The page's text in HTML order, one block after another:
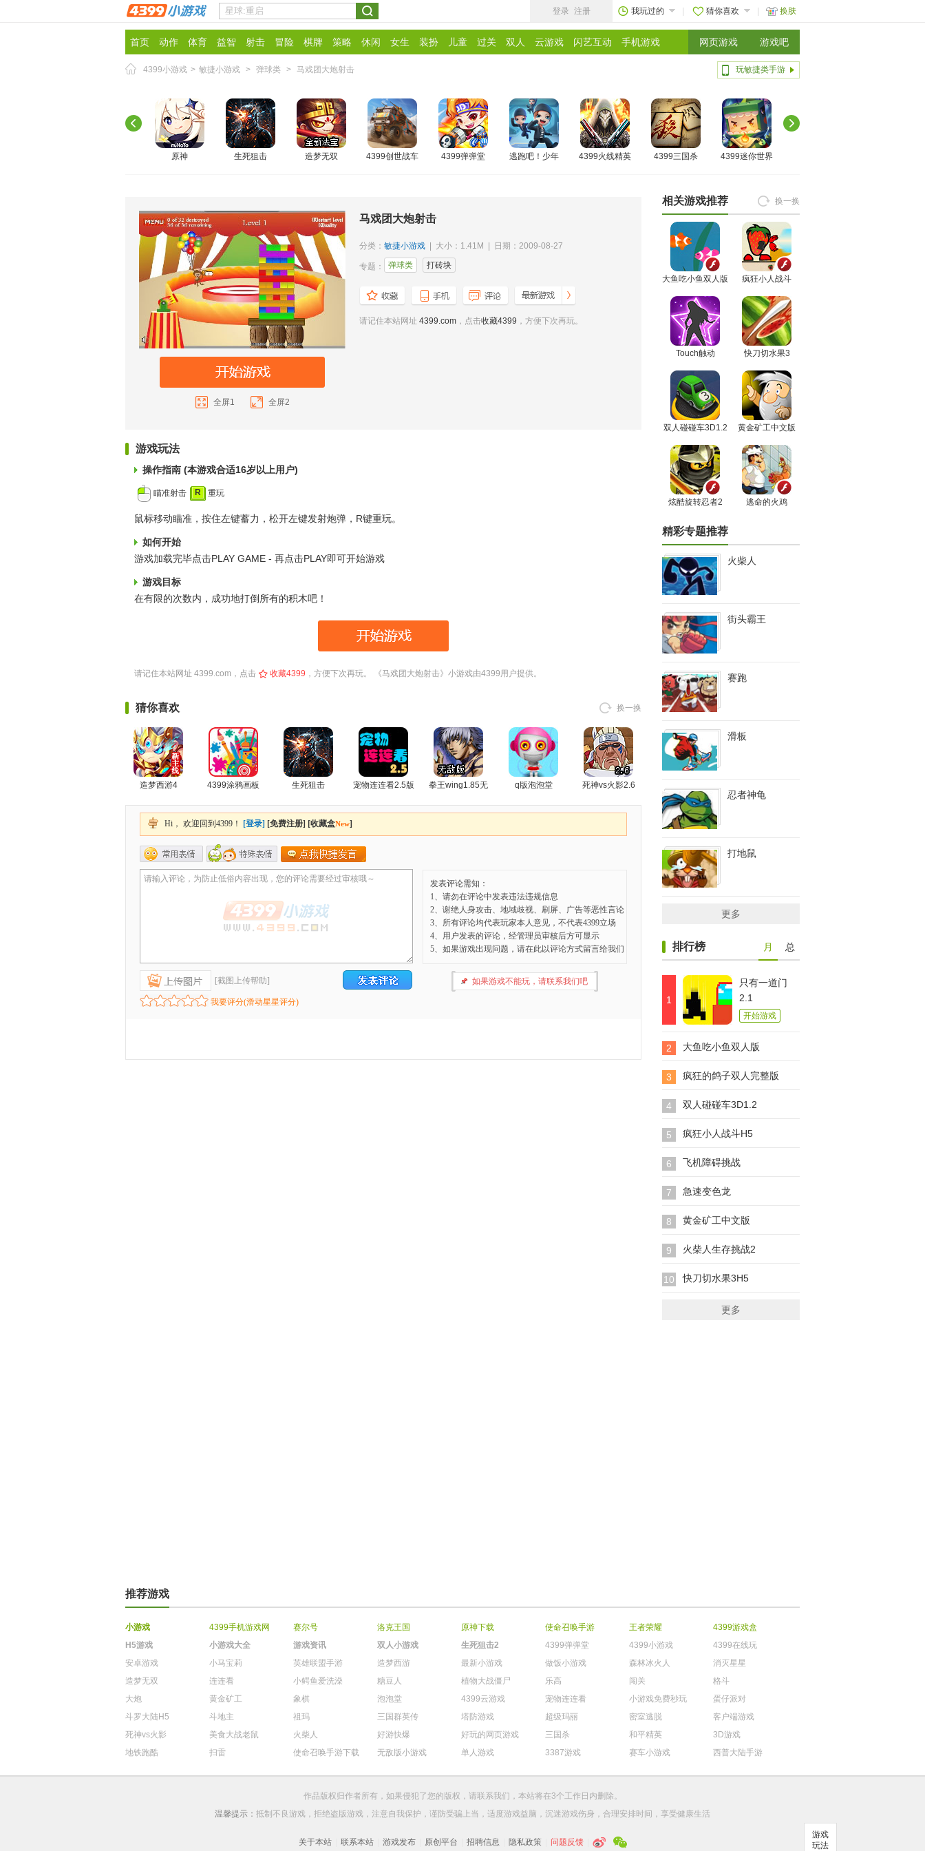
登录 注册 我玩过的 猜你喜欢 换肤
首页 动作 体育 益智 射击 冒险 棋牌 策略 休闲 女生 装扮 儿童 过关 双人 云游戏 闪艺互动 手机游戏 网页游戏 游戏吧
4399小游戏 > 敏捷小游戏 > 弹球类 > 马戏团大炮射击 玩敏捷类手游
原神 生死狙击 造梦无双 4399创世战车 4399弹弹堂 逃跑吧！少年 4399火线精英 4399三国杀 4399迷你世界
全屏1 全屏2
马戏团大炮射击
分类： 敏捷小游戏 | 大小：1.41M | 日期：2009-08-27
专题： 弹球类 打砖块
请记住本站网址 4399.com ，点击收藏4399 ，方便下次再玩。
游戏玩法
操作指南 (本游戏合适16岁以上用户)
瞄准射击 R 重玩
鼠标移动瞄准，按住左键蓄力，松开左键发射炮弹，R键重玩。
如何开始
游戏加载完毕点击PLAY GAME - 再点击PLAY即可开始游戏
游戏目标
在有限的次数内，成功地打倒所有的积木吧！
请记住本站网址 4399.com ，点击 收藏4399 ，方便下次再玩。 《马戏团大炮射击》小游戏由4399用户提供。
猜你喜欢 换一换
造梦西游4 4399涂鸦画板 生死狙击 宠物连连看2.5版
拳王wing1.85无
q版泡泡堂 死神vs火影2.6
相关游戏推荐 换一换
大鱼吃小鱼双人版 疯狂小人战斗
Touch触动 快刀切水果3
双人碰碰车3D1.2 黄金矿工中文版
炫酷旋转忍者2 逃命的火鸡
精彩专题推荐
火柴人
街头霸王
赛跑
滑板
忍者神龟
打地鼠
更多
排行榜 月 总
1
只有一道门
2.1
开始游戏
2 大鱼吃小鱼双人版
3 疯狂的鸽子双人完整版
4 双人碰碰车3D1.2
5 疯狂小人战斗H5
6 飞机障碍挑战
7 急速变色龙
8 黄金矿工中文版
9 火柴人生存挑战2
10 快刀切水果3H5
更多
推荐游戏
小游戏 4399手机游戏网 赛尔号 洛克王国 原神下载 使命召唤手游 王者荣耀
4399游戏盒
H5游戏
小游戏大全 游戏资讯 双人小游戏 生死狙击2 4399弹弹堂 4399小游戏
4399在线玩
安卓游戏
小马宝莉 英雄联盟手游 造梦西游 最新小游戏 做饭小游戏 森林冰火人
消灭星星
造梦无双
连连看 小鳄鱼爱洗澡 糖豆人 植物大战僵尸 乐高 闯关
格斗
大炮
黄金矿工 象棋 泡泡堂 4399云游戏 宠物连连看 小游戏免费秒玩
蛋仔派对
斗罗大陆H5
斗地主 祖玛 三国群英传 塔防游戏 超级玛丽 密室逃脱
客户端游戏
死神vs火影
美食大战老鼠 火柴人 好游快爆 好玩的网页游戏 三国杀 和平精英
3D游戏
地铁跑酷
扫雷 使命召唤手游下载 无敌版小游戏 单人游戏 3387游戏 赛车小游戏 西普大陆手游
游戏
玩法
作品版权归作者所有，如果侵犯了您的版权，请联系我们 ，本站将在3个工作日内删除。
温馨提示： 抵制不良游戏，拒绝盗版游戏，注意自我保护，谨防受骗上当，适度游戏益脑，沉迷游戏伤身，合理安排时间，享受健康生活
关于本站 联系本站 游戏发布 原创平台 招聘信息 隐私政策 问题反馈